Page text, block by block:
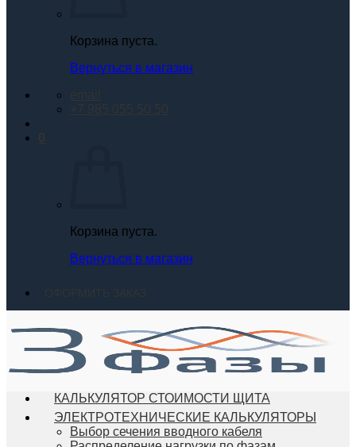
Корзина пуста.
Вернуться в магазин
email
+7 985 055 50 50
Корзина пуста.
Вернуться в магазин
ОФОРМИТЬ ЗАКАЗ
КАЛЬКУЛЯТОР СТОИМОСТИ ЩИТА
ЭЛЕКТРОТЕХНИЧЕСКИЕ КАЛЬКУЛЯТОРЫ
Выбор сечения вводного кабеля